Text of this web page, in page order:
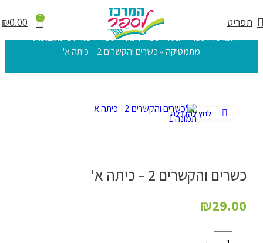
תפריט 0
₪0.00
המרכז לספר»חנות»ספרי לימוד»ספרי לימוד לפי מקצועות»
מתמטיקה» כשרים והקשרים 2 – כיתה א'
כשרים והקשרים 2 – כיתה א'
₪29.00
לחץ להגדלה